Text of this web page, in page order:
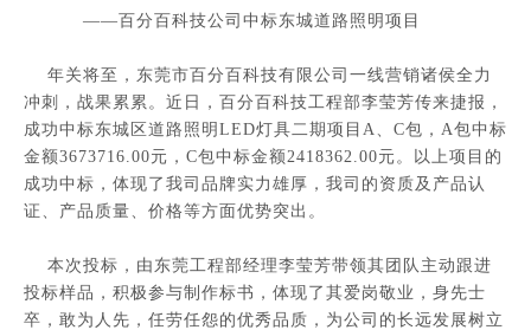
——百分百科技公司中标东城道路照明项目
年关将至，东莞市百分百科技有限公司一线营销诸侯全力
冲刺，战果累累。近日，百分百科技工程部李莹芳传来捷报，
成功中标东城区道路照明LED灯具二期项目A、C包，A包中标
金额3673716.00元，C包中标金额2418362.00元。以上项目的
成功中标，体现了我司品牌实力雄厚，我司的资质及产品认
证、产品质量、价格等方面优势突出。
本次投标，由东莞工程部经理李莹芳带领其团队主动跟进
投标样品，积极参与制作标书，体现了其爱岗敬业，身先士
卒，敢为人先，任劳任怨的优秀品质，为公司的长远发展树立